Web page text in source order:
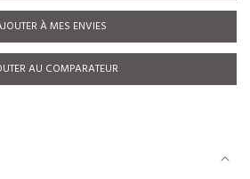
À MES ENVIES
AU COMPARATEUR